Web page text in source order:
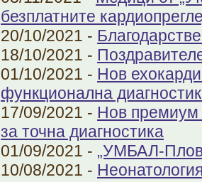
безплатните
20/10/2021 -
18/10/2021 -
01/10/2021 - Нов
функционална
17/09/2021 - Нов премиум
за точна диагностика
01/09/2021 - „УМБАЛ-
10/08/2021 -